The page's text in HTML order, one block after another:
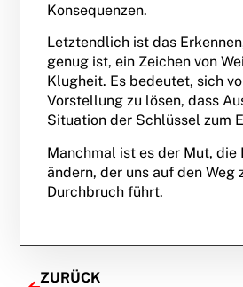
Konsequenzen.
Letztendlich ist das
genug ist, ein Zeichen von
Klugheit. Es bedeutet, sich
Vorstellung zu lösen, dass
Situation der Schlüssel zum
Manchmal ist es der Mut, die
ändern, der uns auf den Weg
Durchbruch führt.
ZURÜCK